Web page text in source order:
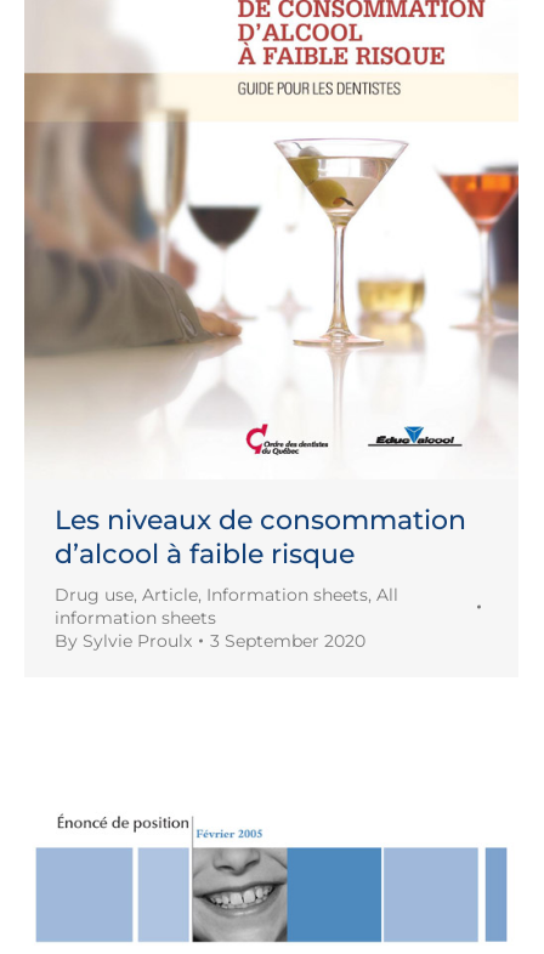
Les niveaux de consommation
d’alcool à faible risque
Drug use, Article, Information sheets, All
information sheets
By Sylvie Proulx 3 September 2020